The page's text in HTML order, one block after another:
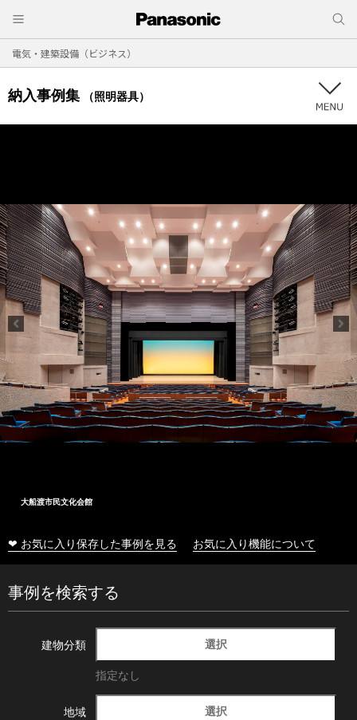
電気・建築設備（ビジネス）
納入事例集 （照明器具）
大船渡市民文化会館
❤ お気に入り保存した事例を見る お気に入り機能について
事例を検索する
建物分類 選択
指定なし
地域 選択